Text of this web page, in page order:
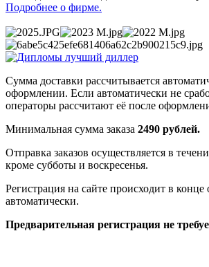
Подробнее о фирме.
Сумма доставки рассчитывается
оформлении. Если автоматически не
операторы рассчитают её после
Минимальная сумма заказа 2490 рублей.
Отправка заказов осуществляется в
кроме субботы и воскресенья.
Регистрация на сайте происходит в конце
автоматически.
Предварительная регистрация не